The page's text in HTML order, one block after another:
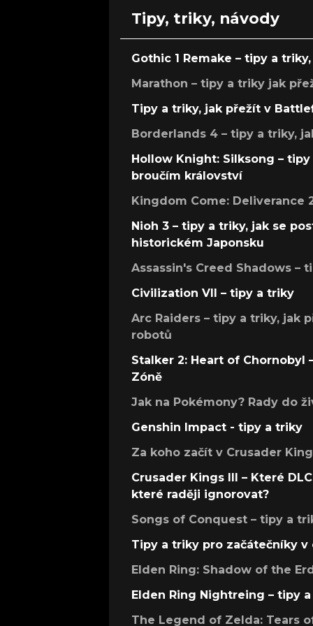
Tipy, triky, návody
Gothic 1 Remake – tipy a
Marathon – tipy a triky jak
Tipy a triky, jak přežít v
Borderlands 4 – tipy a triky,
Hollow Knight: Silksong –
broučím království
Kingdom Come: Deliverance
Nioh 3 – tipy a triky, jak se
historickém Japonsku
Assassin's Creed Shadows –
Civilization VII – tipy a triky
Arc Raiders – tipy a triky, jak
robotů
Stalker 2: Heart of Chornobyl
Zóně
Jak na Pokémony? Rady do
Genshin Impact - tipy a triky
Za koho začít v Crusader
Crusader Kings III – Které
které raději ignorovat?
Songs of Conquest – tipy a
Tipy a triky pro začátečníky v
Elden Ring: Shadow of the
Elden Ring Nightreing – tipy
The Legend of Zelda: Tears